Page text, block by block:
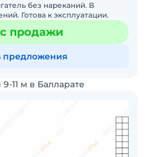
без нареканий. В
Готова к эксплуатации.
продажи
предложения
11 м в Балларате